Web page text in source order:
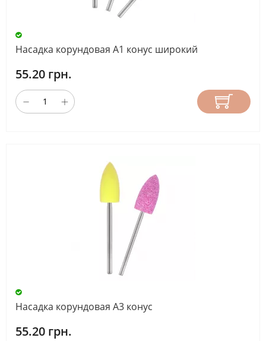
Насадка корундовая А1 конус широкий
55.20 грн.
Насадка корундовая А3 конус
55.20 грн.